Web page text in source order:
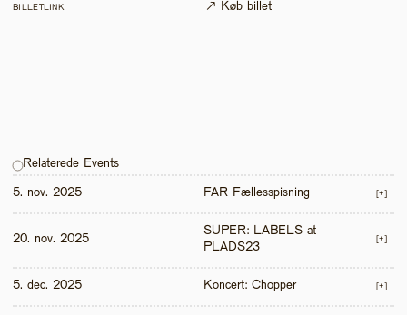
BILLETLINK ↗ Køb billet
Relaterede Events
5. nov. 2025 FAR Fællesspisning [+]
20. nov. 2025
SUPER: LABELS at
PLADS23
[+]
5. dec. 2025 Koncert: Chopper [+]